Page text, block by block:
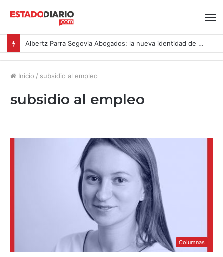
Albertz Parra Segovia Abogados: la nueva identidad de Segovia Consulting
Inicio / subsidio al empleo
subsidio al empleo
Columnas